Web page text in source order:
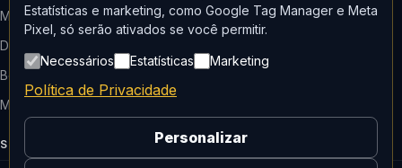
Meio Ambiente
Dosímetro de Ruído
Bomba de Amostragem
Medidor de Radiação
SOLUÇÕES & SERVIÇOS
Estatísticas e marketing, como Google Tag Manager e Meta
Pixel, só serão ativados se você permitir.
Necessários Estatísticas Marketing
Política de Privacidade
Personalizar